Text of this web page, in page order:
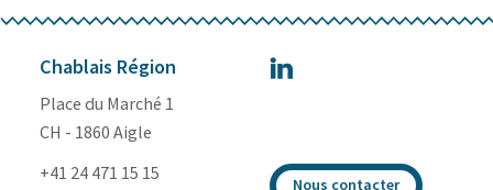
Chablais Région
Place du Marché 1
CH - 1860 Aigle
+41 24 471 15 15
Nous contacter